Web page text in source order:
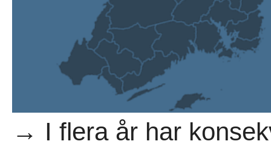
→ I flera år har